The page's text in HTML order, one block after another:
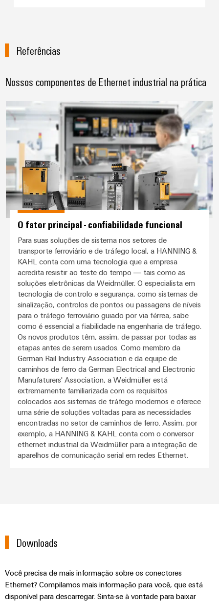
Referências
Nossos componentes de Ethernet industrial na prática
O fator principal - confiabilidade
O fator principal - confiabilidade funcional
Para suas soluções de sistema nos setores de
transporte ferroviário e de tráfego local, a HANNING &
KAHL conta com uma tecnologia que a empresa
acredita resistir ao teste do tempo — tais como as
soluções eletrônicas da Weidmüller. O especialista em
tecnologia de controlo e segurança, como sistemas de
sinalização, controlos de pontos ou passagens de níveis
para o tráfego ferroviário guiado por via férrea, sabe
como é essencial a fiabilidade na engenharia de tráfego.
Os novos produtos têm, assim, de passar por todas as
etapas antes de serem usados. Como membro da
German Rail Industry Association e da equipe de
caminhos de ferro da German Electrical and Electronic
Manufaturers' Association, a Weidmüller está
extremamente familiarizada com os requisitos
colocados aos sistemas de tráfego modernos e oferece
uma série de soluções voltadas para as necessidades
encontradas no setor de caminhos de ferro. Assim, por
exemplo, a HANNING & KAHL conta com o conversor
ethernet industrial da Weidmüller para a integração de
aparelhos de comunicação serial em redes Ethernet.
Downloads
Você precisa de mais informação sobre os conectores
Ethernet? Compilamos mais informação para você, que está
disponível para descarregar. Sinta-se à vontade para baixar